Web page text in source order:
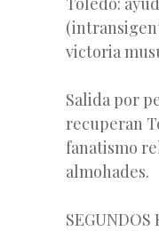
victoria
Salida por
recuperan
fanatismo
almohades.
SEGUNDOS